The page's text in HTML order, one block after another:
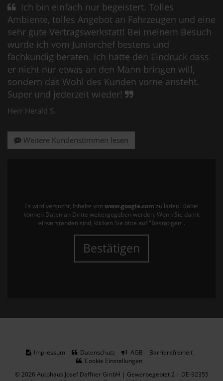
Ich bin einfach nur begeistert. Tolles
Ambiente, tolles Angebot an Fahrzeugen und eine
sehr gute Vertragswerkstatt! Bei meinem Besuch
wurde ich vom Juniorchef bestens und
fachkundig beraten. Ich hatte den Eindruck dass
er nicht nur etwas an den Mann bringen will,
sondern das Wohl des Kunden vorne ansteht.
Super und jederzeit wieder!
Herr Herald S.
Weitere Kundenstimmen lesen
Es wird versucht, Inhalte von www.google.com zu laden. Dabei
können Daten an Dritte weitergegeben werden. Wenn Sie damit
einverstanden sind, klicken Sie bitte auf "Bestätigen".
Bestätigen
Impressum Datenschutz AGB
Barrierefreiheit
Cookie Einstellungen
© 2026 Autohaus Josef Daffner GmbH | Gewerbegebiet 2 | DE-92355